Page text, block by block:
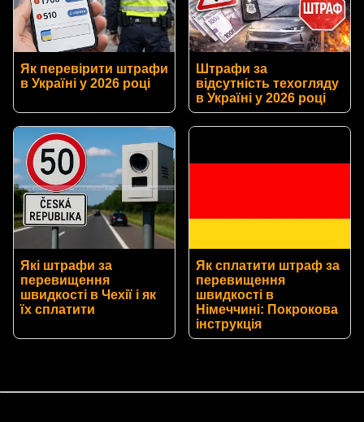
Як перевірити штрафи
в Україні у 2026 році
Штрафи за
відсутність техогляду
в Україні у 2026 році
Які штрафи за
перевищення
швидкості в Чехії і як
їх сплатити
Як сплатити штраф за
перевищення
швидкості в
Німеччині: Покрокова
інструкція